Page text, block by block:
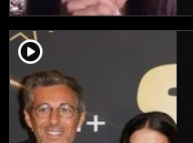
player2